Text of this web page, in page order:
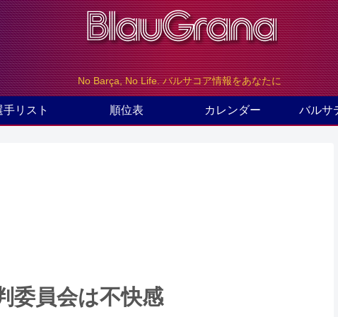
No Barça, No Life. バルサコア情報をあなたに
手リスト 順位表 カレンダー バルサ
委員会は不快感